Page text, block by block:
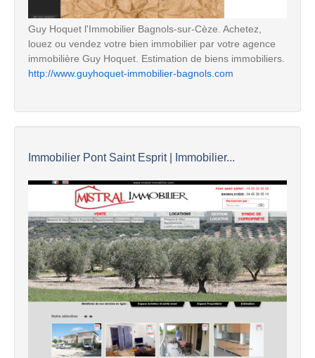
Guy Hoquet l'Immobilier Bagnols-sur-Cèze. Achetez,
louez ou vendez votre bien immobilier par votre agence
immobilière Guy Hoquet. Estimation de biens immobiliers.
http://www.guyhoquet-immobilier-bagnols.com
Immobilier Pont Saint Esprit | Immobilier...